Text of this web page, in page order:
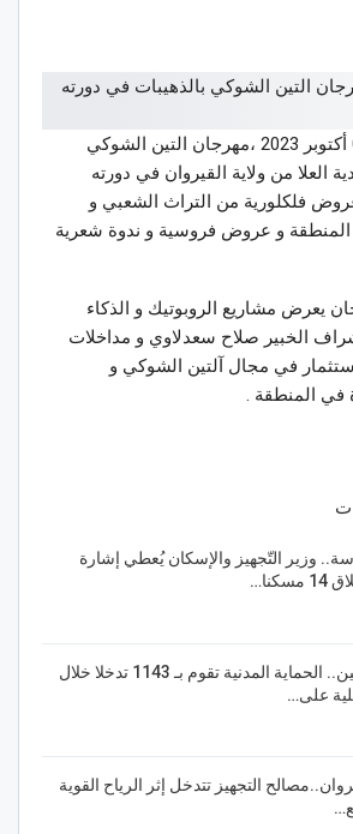
آفتتح اليوم الأحد 08 أكتوبر 2023 ،مهرجان التين الشوكي
العلا من ولاية القيروان في دورته
فلكلورية من التراث الشعبي و
المنطقة و عروض فروسية و ندوة شعرية
يعرض مشاريع الروبوتيك و الذكاء
الخبير صلاح سعدلاوي و مداخلات
في مجال آلتين الشوكي و
في المنطقة .
وزير التّجهيز والإسكان يُعطي إشارة
مسكنا…
مدنين.. الحماية المدنية تقوم بـ 1143 تدخلا خلال
على…
التجهيز تتدخل إثر الرياح القوية